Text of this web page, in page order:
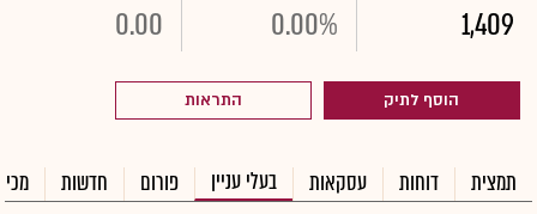
1,409
0.00%
0.00
הוסף לתיק התראות
תמצית דוחות עסקאות בעלי עניין פורום חדשות